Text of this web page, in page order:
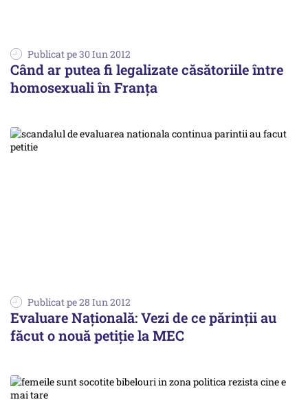
Publicat pe 30 Iun 2012
Când ar putea fi legalizate căsătoriile între
homosexuali în Franţa
Publicat pe 28 Iun 2012
Evaluare Națională: Vezi de ce părinții au
făcut o nouă petiție la MEC